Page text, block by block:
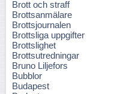
Brott och straff
Brottsanmälare
Brottsjournalen
Brottsliga uppgifter
Brottslighet
Brottsutredningar
Bruno Liljefors
Bubblor
Budapest